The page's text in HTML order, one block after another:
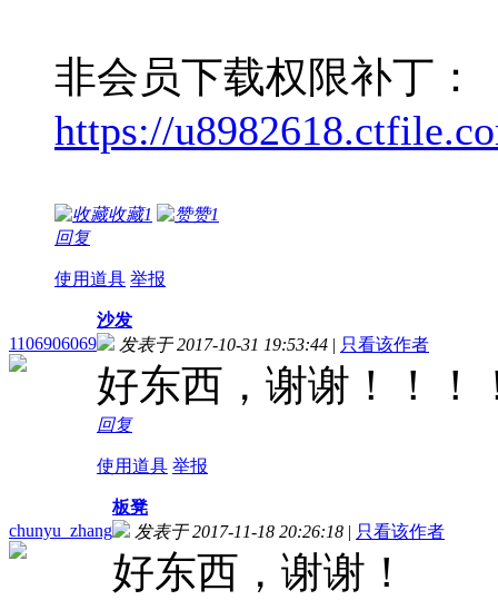
非会员下载权限补丁：
https://
收藏1 赞1
回复
使用道具 举报
1106906069
沙发
发表于 2017-10-31 19:53:44 | 只看该作者
好东西，谢谢！！！
回复
使用道具 举报
chunyu_zhang
板凳
发表于 2017-11-18 20:26:18 | 只看该作者
好东西，谢谢！